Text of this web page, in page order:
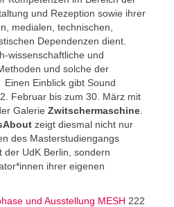
und Rezeption sowie ihrer
medialen, technischen,
Dependenzen dient.
wissenschaftliche und
und solche der
Einblick gibt Sound
Februar bis zum 30. März mit
Galerie Zwitschermaschine
zeigt diesmal nicht nur
des Masterstudiengangs
der UdK Berlin, sondern
ihrer eigenen
und Ausstellung MESH 222